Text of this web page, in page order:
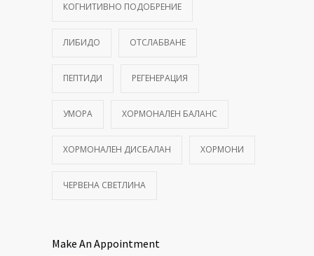
КОГНИТИВНО ПОДОБРЕНИЕ
ЛИБИДО ОТСЛАБВАНЕ
ПЕПТИДИ РЕГЕНЕРАЦИЯ
УМОРА ХОРМОНАЛЕН БАЛАНС
ХОРМОНАЛЕН ДИСБАЛАН ХОРМОНИ
ЧЕРВЕНА СВЕТЛИНА
Make An Appointment